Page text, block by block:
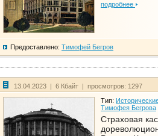
подробнее
Предоставлено: Тимофей Бегров
13.04.2023 | 6 Кбайт | просмотров: 1297
Тип:
Тимофея Бегрова
Страховая